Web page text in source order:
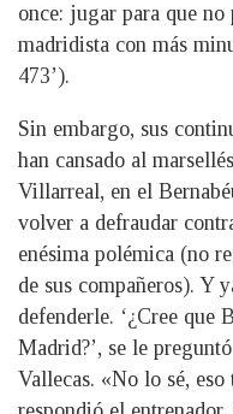
once: jugar para que
madridista con más
473’).
Sin embargo, sus
han cansado al
Villarreal, en el
volver a defraudar
enésima polémica (no
de sus compañeros). Y
defenderle. ‘¿Cree que
Madrid?’, se le
Vallecas. «No lo sé,